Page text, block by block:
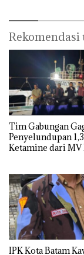
Tim Gabungan Gagalkan
Penyelundupan
Ketamine dari
IPK Kota Batam